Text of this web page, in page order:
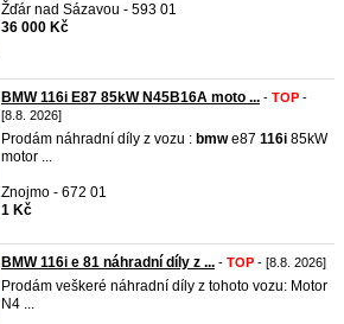
Žďár nad Sázavou - 593 01
36 000 Kč
BMW 116i E87 85kW N45B16A moto ... - TOP -
[8.8. 2026]
Prodám náhradní díly z vozu : bmwe87 116i 85kW
motor ...
Znojmo - 672 01
1 Kč
BMW 116i e 81 náhradní díly z ... - TOP - [8.8. 2026]
Prodám veškeré náhradní díly z tohoto vozu: Motor
N4 ...